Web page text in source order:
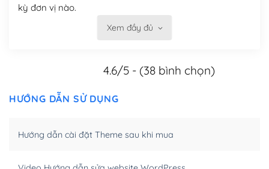
kỳ đơn vị nào.
Việc của bạn là đăng ký một tên miền và hosting để
Có thể tùy biến trên website WordPress
– Thân thiện với công cụ tìm kiếm
WordPress bao gồm nhiều công cụ và plugin để tối ưu
Xem đầy đủ
4.6/5 - (38 bình chọn)
HƯỚNG DẪN SỬ DỤNG
Hướng dẫn cài đặt Theme sau khi mua